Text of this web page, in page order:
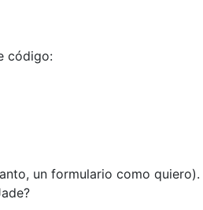
/
código:
un formulario como quiero).